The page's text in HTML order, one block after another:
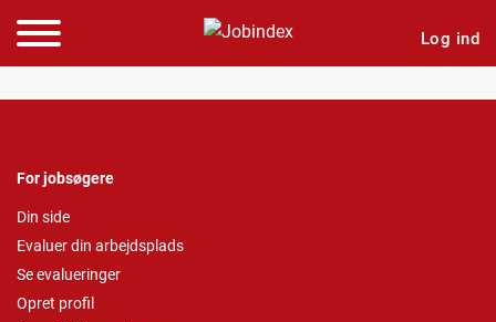
Log ind
For jobsøgere
Din side
Evaluer din arbejdsplads
Se evalueringer
Opret profil